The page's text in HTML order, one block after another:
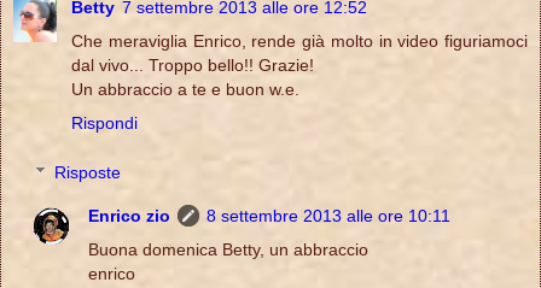
Betty 7 settembre 2013 alle ore 12:52
Che meraviglia Enrico, rende già molto in video figuriamoci
dal vivo... Troppo bello!! Grazie!
Un abbraccio a te e buon w.e.
Rispondi
Risposte
Enrico zio
8 settembre 2013 alle ore 10:11
Buona domenica Betty, un abbraccio
enrico